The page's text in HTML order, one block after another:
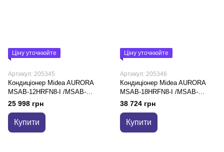
Ціну уточнюйте
Артикул: 205345
Кондиціонер Midea AURORA
MSAB-12HRFN8-I /MSAB-
12HRFN8-O
25 998 грн
Купити
Ціну уточнюйте
Артикул: 205346
Кондиціонер Midea AURORA
MSAB-18HRFN8-I /MSAB-
18HRFN8-O
38 724 грн
Купити